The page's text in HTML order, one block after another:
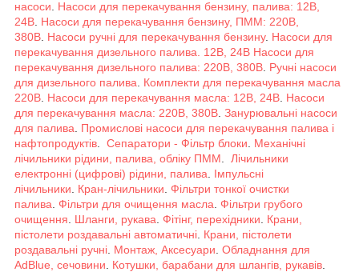
насоси
Насоси для перекачування бензину, палива: 12В,
24В Насоси для перекачування бензину, ПММ: 220В,
380В Насоси ручні для перекачування бензину. Насоси для
перекачування дизельного палива. 12В, 24В Насоси для
перекачування дизельного палива: 220В, 380В Ручні насоси
для дизельного палива
Комплекти для перекачування масла
220В Насоси для перекачування масла: 12В, 24В Насоси
для перекачування масла: 220В, 380В Занурювальні насоси
для палива
Промислові насоси для перекачування палива і
нафтопродуктів
Сепаратори - Фільтр блоки
Механічні
лічильники рідини, палива, обліку ПММ
Лічильники
електронні (цифрові) рідини, палива
Імпульсні
лічильники
Кран-лічильники Фільтри тонкої очистки
палива Фільтри для очищення масла Фільтри грубого
очищення
Шланги, рукава Фітінг, перехідники
Крани,
пістолети роздавальні автоматичні Крани, пістолети
роздавальні ручні Монтаж, Аксесуари Обладнання для
AdBlue, сечовини
Котушки, барабани для шлангів, рукавів